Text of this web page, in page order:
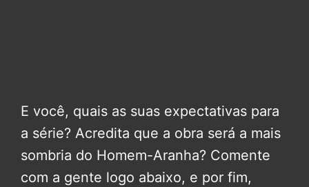
E você, quais as suas expectativas para
a série? Acredita que a obra será a mais
sombria do Homem-Aranha? Comente
com a gente logo abaixo, e por fim,